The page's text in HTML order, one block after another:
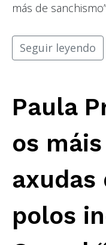
más de
Seguir leyendo
Paula
os
axudas
polos